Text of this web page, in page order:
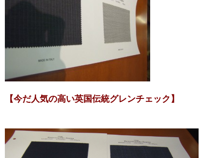
【今だ人気の高い英国伝統グレンチェック】